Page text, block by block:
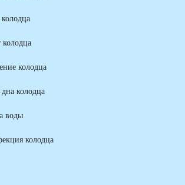
колодца
колодца
колодца
воды
колодца